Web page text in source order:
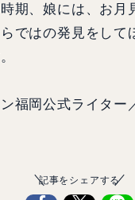
期、娘には、お月
ではの発見をして
ン福岡公式ライタ
記事をシェアする